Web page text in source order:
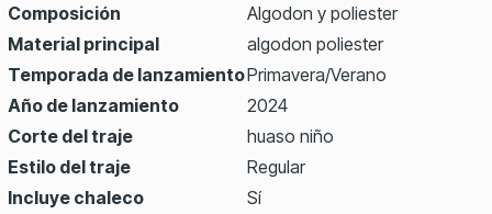
Composición
Algodon y poliester
Material principal
algodon poliester
Temporada de lanzamientoPrimavera/Verano
Año de lanzamiento
2024
Corte del traje
huaso niño
Estilo del traje
Regular
Incluye chaleco
Sí